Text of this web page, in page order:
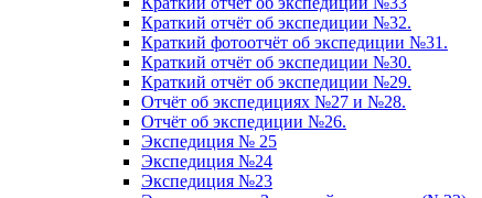
Краткий отчёт об экспедиции №32.
Краткий фотоотчёт об экспедиции №31.
Краткий отчёт об экспедиции №30.
Краткий отчёт об экспедиции №29.
Отчёт об экспедициях №27 и №28.
Отчёт об экспедиции №26.
Экспедиция № 25
Экспедиция №24
Экспедиция №23